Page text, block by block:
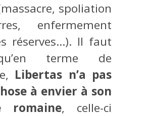
spoliation
enfermement
réserves…). Il faut
terme de
Libertas n’a pas
à envier à son
romaine, celle-ci